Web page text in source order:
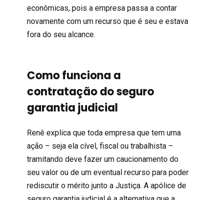
econômicas, pois a empresa passa a contar
novamente com um recurso que é seu e estava
fora do seu alcance.
Como funciona a
contratação do seguro
garantia judicial
Renê explica que toda empresa que tem uma
ação – seja ela cível, fiscal ou trabalhista –
tramitando deve fazer um caucionamento do
seu valor ou de um eventual recurso para poder
rediscutir o mérito junto a Justiça. A apólice de